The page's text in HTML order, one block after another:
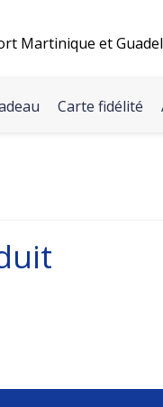
Martinique et
Carte fidélité